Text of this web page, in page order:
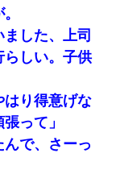
した、上司
らしい。子供
はり得意げな
って」
で、さーっ